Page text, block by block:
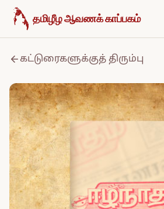
உள்ளடக்கத்திற்குச் செல்க
தமிழீழ ஆவணக் காப்பகம்
கட்டுரைகளுக்குத் திரும்பு